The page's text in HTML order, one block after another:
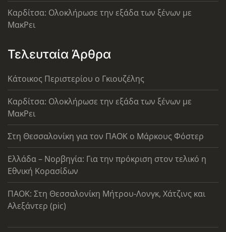
Καρδίτσα: Ολοκλήρωσε την εξάδα των ξένων με
ΜακΡει
Τελευταία Άρθρα
Κάτοικος Περιστερίου ο Γκιουζέλης
Καρδίτσα: Ολοκλήρωσε την εξάδα των ξένων με
ΜακΡει
Στη Θεσσαλονίκη για τον ΠΑΟΚ ο Μάρκους Φόστερ
Ελλάδα – Νορβηγία: Για την πρόκριση στον τελικό η
Εθνική Κορασίδων
ΠΑΟΚ: Στη Θεσσαλονίκη Μήτρου-Λονγκ, Χάτζινς και
Αλεξάντερ (pic)